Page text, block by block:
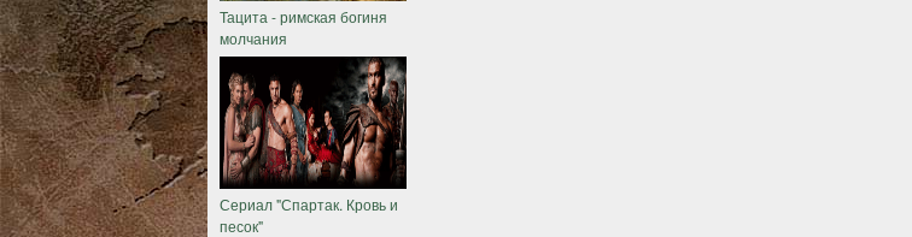
Тацита - римская богиня
молчания
Сериал "Спартак. Кровь и
песок"